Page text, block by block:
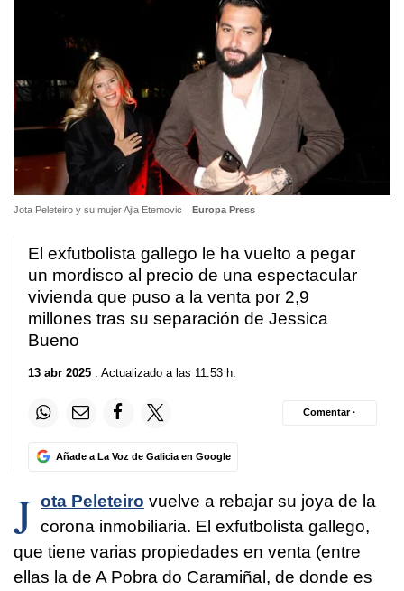
Jota Peleteiro y su mujer Ajla Etemovic Europa Press
El exfutbolista gallego le ha vuelto a pegar
un mordisco al precio de una espectacular
vivienda que puso a la venta por 2,9
millones tras su separación de Jessica
Bueno
13 abr 2025 . Actualizado a las 11:53 h.
Añade a La Voz de Galicia en Google
Comentar ·
J ota Peleteiro vuelve a rebajar su joya de la
corona inmobiliaria. El exfutbolista gallego,
que tiene varias propiedades en venta (entre
ellas la de A Pobra do Caramiñal, de donde es